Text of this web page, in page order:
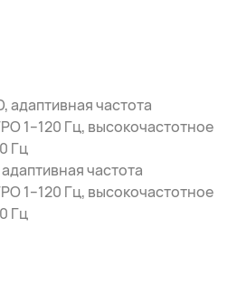
адаптивная частота
1–120 Гц, высокочастотное
Гц
частота
1–120 Гц, высокочастотное
Гц